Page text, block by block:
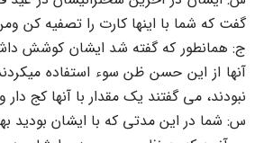
گفت که شما با اینها کارت را تصفیه کن
ج: همانطور که گفته شد ایشان کوشش
آنها از این حسن ظن سوء استفاده
نبودند، می گفتند یک مقدار با آنها کج
س: شما در این مدتی که با ایشان بودید